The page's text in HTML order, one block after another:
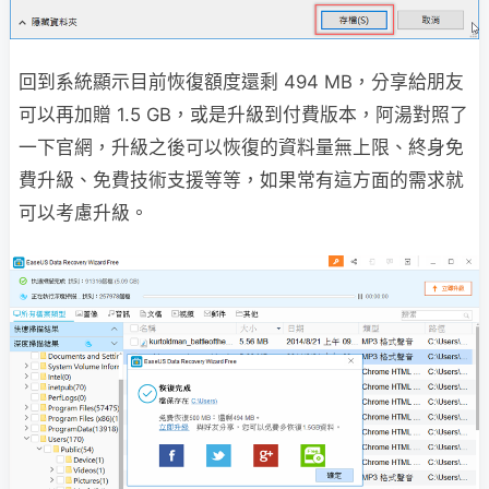
回到系統顯示目前恢復額度還剩 494 MB，分享給朋友
可以再加贈 1.5 GB，或是升級到付費版本，阿湯對照了
一下官網，升級之後可以恢復的資料量無上限、終身免
費升級、免費技術支援等等，如果常有這方面的需求就
可以考慮升級。